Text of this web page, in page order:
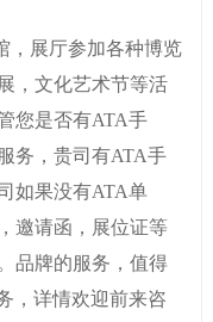
展厅参加各种博览
，文化艺术节等活
您是否有ATA手
务，贵司有ATA手
如果没有ATA单
邀请函，展位证等
品牌的服务，值得
，详情欢迎前来咨